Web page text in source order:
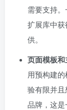
需要支持
扩展库中
供。
页面模板和
用预构建
验有限并
品牌，这